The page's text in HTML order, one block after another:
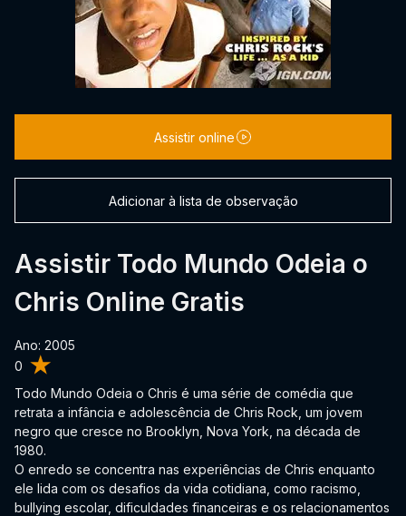
0
Assistir Todo Mundo Odeia o
Chris Online Gratis
Ano: 2005
Todo Mundo Odeia o Chris é uma série de comédia que
retrata a infância e adolescência de Chris Rock, um jovem
negro que cresce no Brooklyn, Nova York, na década de
1980.
O enredo se concentra nas experiências de Chris enquanto
ele lida com os desafios da vida cotidiana, como racismo,
bullying escolar, dificuldades financeiras e os relacionamentos
Assistir online
Adicionar à lista de observação